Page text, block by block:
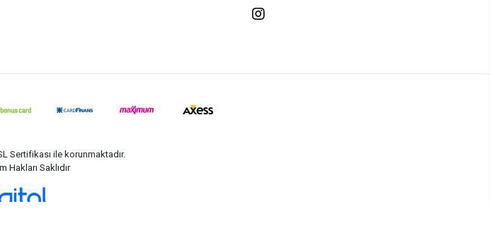
Sertifikası ile korunmaktadır.
Hakları Saklıdır